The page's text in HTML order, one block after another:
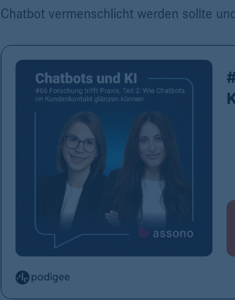
Chatbot vermenschlicht werden sollte